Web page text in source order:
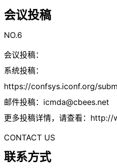
会议投稿
NO.6
会议投稿：
系统投稿：
https://confsys.iconf.org/
邮件投稿： icmda@cbees.net
更多投稿详情，请查看：
CONTACT US
联系方式